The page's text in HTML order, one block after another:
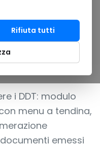
di
Excel
registro
i DDT: modulo
menu a tendina,
emessi
Rifiuta tutti